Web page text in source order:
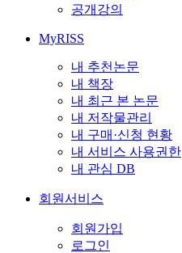
공개강의
MyRISS
내 추천논문
내 책장
내 최근 본 논문
내 저작물관리
내 구매·신청 현황
내 서비스 사용권한
내 관심 DB
회원서비스
회원가입
로그인